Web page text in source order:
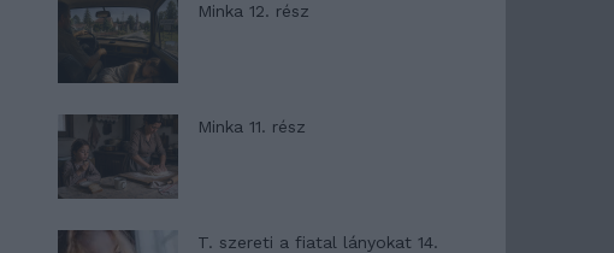
Minka 12. rész
Minka 11. rész
T. szereti a fiatal lányokat 14.